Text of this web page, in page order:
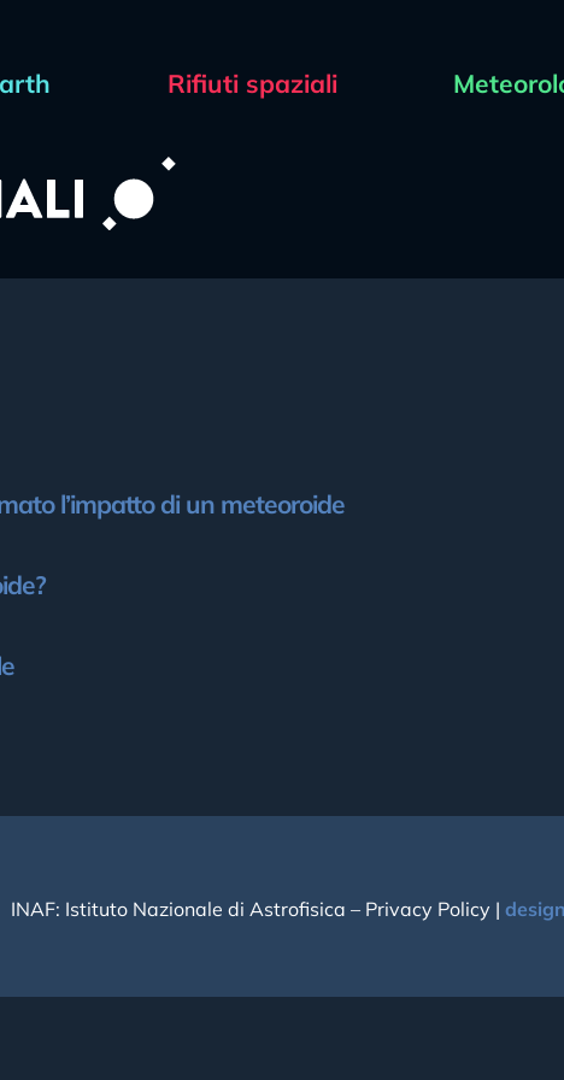
Rifiuti spaziali
l’impatto di un meteoroide
INAF: Istituto Nazionale di Astrofisica – Privacy Policy |